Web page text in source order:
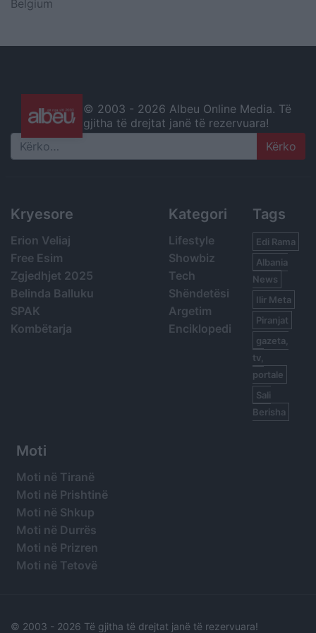
Belgium
© 2003 - 2026 Albeu Online Media. Të
gjitha të drejtat janë të rezervuara!
Search
Kryesore
Erion Veliaj
Free Esim
Zgjedhjet 2025
Belinda Balluku
SPAK
Kombëtarja
Kategori
Lifestyle
Showbiz
Tech
Shëndetësi
Argetim
Enciklopedi
Tags
Edi Rama
Albania
News
Ilir Meta
Piranjat
gazeta,
tv,
portale
Sali
Berisha
Moti
Moti në Tiranë
Moti në Prishtinë
Moti në Shkup
Moti në Durrës
Moti në Prizren
Moti në Tetovë
© 2003 - 2026 Të gjitha të drejtat janë të rezervuara!